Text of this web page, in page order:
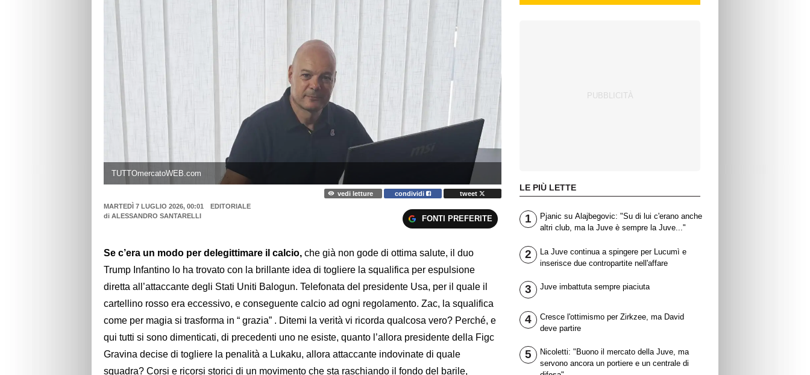
TUTTOmercatoWEB.com
vedi letture condividi
tweet
MARTEDÌ 7 LUGLIO 2026, 00:01
EDITORIALE
di ALESSANDRO SANTARELLI FONTI PREFERITE
Se c’era un modo per delegittimare il calcio, che già non gode di ottima salute, il duo
Trump Infantino lo ha trovato con la brillante idea di togliere la squalifica per espulsione
diretta all’attaccante degli Stati Uniti Balogun. Telefonata del presidente Usa, per il quale il
cartellino rosso era eccessivo, e conseguente calcio ad ogni regolamento. Zac, la squalifica
come per magia si trasforma in “ grazia” . Ditemi la verità vi ricorda qualcosa vero? Perché, e
qui tutti si sono dimenticati, di precedenti uno ne esiste, quanto l’allora presidente della Figc
Gravina decise di togliere la penalità a Lukaku, allora attaccante indovinate di quale
squadra? Corsi e ricorsi storici di un movimento che sta raschiando il fondo del barile,
LE PIÙ LETTE
1
Pjanic su Alajbegovic: "Su di lui c'erano anche
altri club, ma la Juve è sempre la Juve..."
2
La Juve continua a spingere per Lucumì e
inserisce due contropartite nell'affare
3 Juve imbattuta sempre piaciuta
4
Cresce l'ottimismo per Zirkzee, ma David
deve partire
5
Nicoletti: "Buono il mercato della Juve, ma
servono ancora un portiere e un centrale di